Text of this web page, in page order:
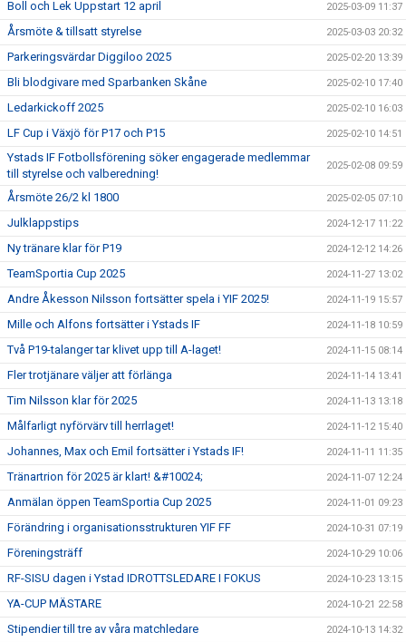
Boll och Lek Uppstart 12 april 2025-03-09 11:37
Årsmöte & tillsatt styrelse 2025-03-03 20:32
Parkeringsvärdar Diggiloo 2025 2025-02-20 13:39
Bli blodgivare med Sparbanken Skåne 2025-02-10 17:40
Ledarkickoff 2025 2025-02-10 16:03
LF Cup i Växjö för P17 och P15 2025-02-10 14:51
Ystads IF Fotbollsförening söker engagerade medlemmar
till styrelse och valberedning!
2025-02-08 09:59
Årsmöte 26/2 kl 1800 2025-02-05 07:10
Julklappstips 2024-12-17 11:22
Ny tränare klar för P19 2024-12-12 14:26
TeamSportia Cup 2025 2024-11-27 13:02
Andre Åkesson Nilsson fortsätter spela i YIF 2025! 2024-11-19 15:57
Mille och Alfons fortsätter i Ystads IF 2024-11-18 10:59
Två P19-talanger tar klivet upp till A-laget! 2024-11-15 08:14
Fler trotjänare väljer att förlänga 2024-11-14 13:41
Tim Nilsson klar för 2025 2024-11-13 13:18
Målfarligt nyförvärv till herrlaget! 2024-11-12 15:40
Johannes, Max och Emil fortsätter i Ystads IF! 2024-11-11 11:35
Tränartrion för 2025 är klart! &#10024; 2024-11-07 12:24
Anmälan öppen TeamSportia Cup 2025 2024-11-01 09:23
Förändring i organisationsstrukturen YIF FF 2024-10-31 07:19
Föreningsträff 2024-10-29 10:06
RF-SISU dagen i Ystad IDROTTSLEDARE I FOKUS 2024-10-23 13:15
YA-CUP MÄSTARE 2024-10-21 22:58
Stipendier till tre av våra matchledare 2024-10-13 14:32